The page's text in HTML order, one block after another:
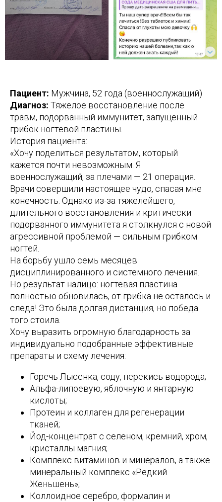
Пациент: Мужчина, 52 года (военнослужащий)
Диагноз: Тяжелое восстановление после
травм, подорванный иммунитет, запущенный
грибок ногтевой пластины.
История пациента:
«Хочу поделиться результатом, который
кажется почти невозможным. Я
военнослужащий, за плечами — 21 операция.
Врачи совершили настоящее чудо, спасая мне
конечность. Однако из-за тяжелейшего,
длительного восстановления и критически
подорванного иммунитета я столкнулся с новой
агрессивной проблемой — сильным грибком
ногтей.
На борьбу ушло семь месяцев
дисциплинированного и системного лечения.
Но результат налицо: ногтевая пластина
полностью обновилась, от грибка не осталось и
следа! Это была долгая дистанция, но победа
того стоила.
Хочу выразить огромную благодарность за
индивидуально подобранные эффективные
препараты и схему лечения:
Горечь Лысенка, соду, перекись водорода;
Альфа-липоевую, яблочную и янтарную
кислоты;
Протеин и коллаген для регенерации
тканей;
Йод-концентрат с селеном, кремний, хром,
кристаллы магния;
Комплекс витаминов и минералов, а также
минеральный комплекс «Редкий
Женьшень»;
Коллоидное серебро, формалин и